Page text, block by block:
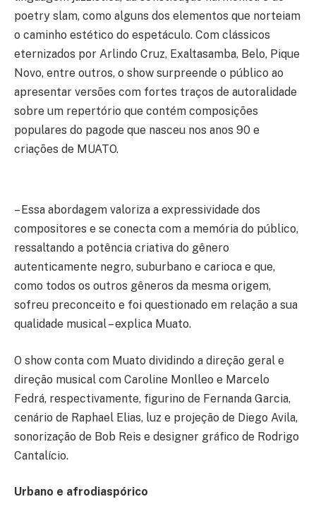
poetry slam, como alguns dos elementos que norteiam
o caminho estético do espetáculo. Com clássicos
eternizados por Arlindo Cruz, Exaltasamba, Belo, Pique
Novo, entre outros, o show surpreende o público ao
apresentar versões com fortes traços de autoralidade
sobre um repertório que contém composições
populares do pagode que nasceu nos anos 90 e
criações de MUATO.
– Essa abordagem valoriza a expressividade dos
compositores e se conecta com a memória do público,
ressaltando a potência criativa do gênero
autenticamente negro, suburbano e carioca e que,
como todos os outros gêneros da mesma origem,
sofreu preconceito e foi questionado em relação a sua
qualidade musical – explica Muato.
O show conta com Muato dividindo a direção geral e
direção musical com Caroline Monlleo e Marcelo
Fedrá, respectivamente, figurino de Fernanda Garcia,
cenário de Raphael Elias, luz e projeção de Diego Avila,
sonorização de Bob Reis e designer gráfico de Rodrigo
Cantalício.
Urbano e afrodiaspórico